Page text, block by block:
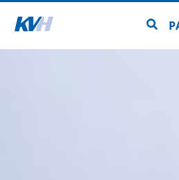
Zur Startseite Zur